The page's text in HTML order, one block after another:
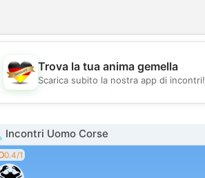
💖
Trova la tua anima gemella
Scarica subito la nostra app di incontri!
Incontri Uomo Corse
0.4/1